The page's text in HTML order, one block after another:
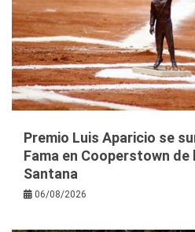
Premio Luis Aparicio se
Fama en Cooperstown de
Santana
06/08/2026